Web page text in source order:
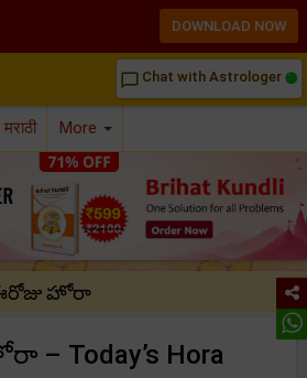
chat_bubble_outline Chat with Astrologer
मराठी More
హోరా
– Today’s Hora
DOWNLOAD NOW